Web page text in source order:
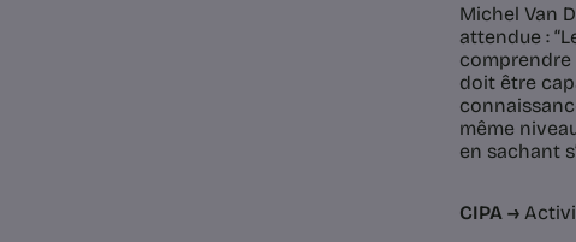
Michel Van
attendue :
comprendre
doit être
même
en sachant
CIPA →